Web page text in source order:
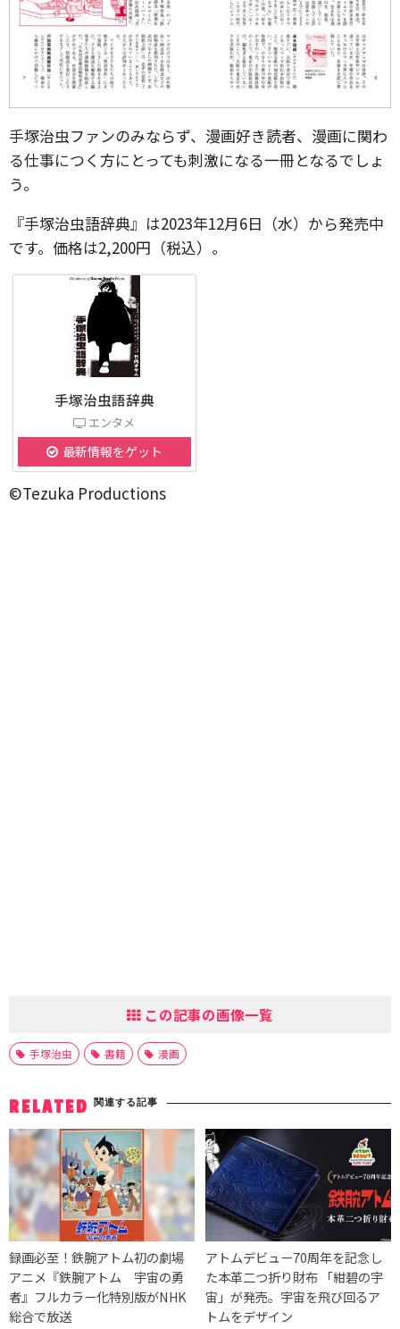
手塚治虫ファンのみならず、漫画好き読者、漫画に関わ
る仕事につく方にとっても刺激になる一冊となるでしょ
う。
『手塚治虫語辞典』は2023年12月6日（水）から発売中
です。価格は2,200円（税込）。
手塚治虫語辞典
エンタメ
最新情報をゲット
©Tezuka Productions
この記事の画像一覧
手塚治虫 書籍 漫画
RELATED 関連する記事
録画必至！鉄腕アトム初の劇場
アニメ『鉄腕アトム 宇宙の勇
者』フルカラー化特別版がNHK
総合で放送
アトムデビュー70周年を記念し
た本革二つ折り財布 「紺碧の宇
宙」が発売。宇宙を飛び回るア
トムをデザイン